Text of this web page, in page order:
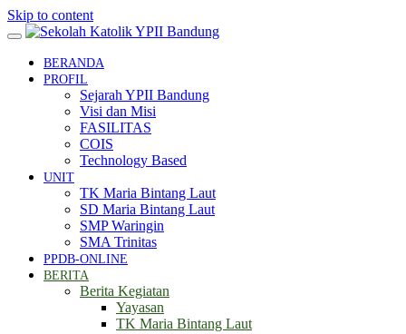
Skip to content
BERANDA
PROFIL
Sejarah YPII Bandung
Visi dan Misi
FASILITAS
COIS
Technology Based
UNIT
TK Maria Bintang Laut
SD Maria Bintang Laut
SMP Waringin
SMA Trinitas
PPDB-ONLINE
BERITA
Berita Kegiatan
Yayasan
TK Maria Bintang Laut